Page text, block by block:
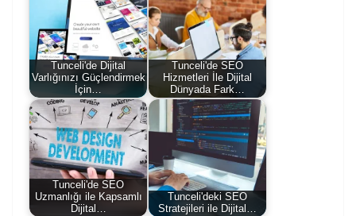
Tunceli'de Dijital
Varlığınızı Güçlendirmek
İçin…
Tunceli'de SEO
Hizmetleri İle Dijital
Dünyada Fark…
Tunceli'de SEO
Uzmanlığı ile Kapsamlı
Dijital…
Tunceli'deki SEO
Stratejileri ile Dijital…